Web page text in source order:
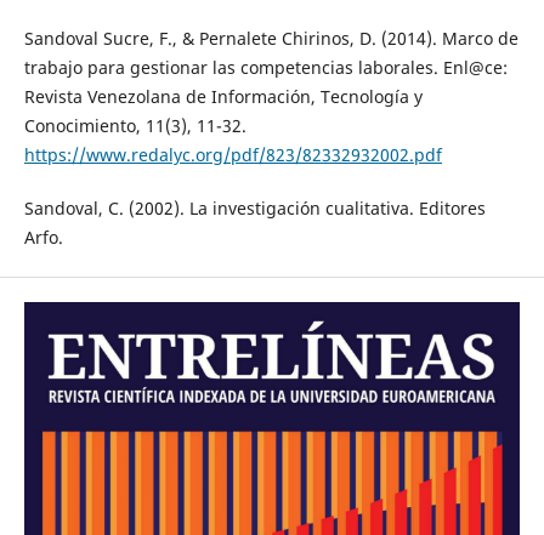
Sandoval Sucre, F., & Pernalete Chirinos, D. (2014). Marco de
trabajo para gestionar las competencias laborales. Enl@ce:
Revista Venezolana de Información, Tecnología y
Conocimiento, 11(3), 11-32.
https://www.redalyc.org/pdf/823/82332932002.pdf
Sandoval, C. (2002). La investigación cualitativa. Editores
Arfo.